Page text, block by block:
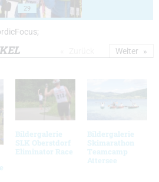
29
Bildergalerie
SLK Oberstdorf
Eliminator Race
Bildergalerie
Skimarathon
Teamcamp
Attersee
Weiter